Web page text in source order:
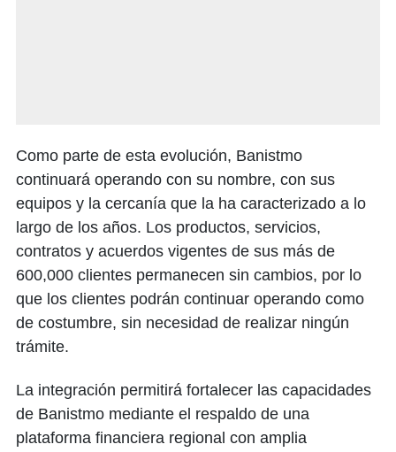
Como parte de esta evolución, Banistmo
continuará operando con su nombre, con sus
equipos y la cercanía que la ha caracterizado a lo
largo de los años. Los productos, servicios,
contratos y acuerdos vigentes de sus más de
600,000 clientes permanecen sin cambios, por lo
que los clientes podrán continuar operando como
de costumbre, sin necesidad de realizar ningún
trámite.
La integración permitirá fortalecer las capacidades
de Banistmo mediante el respaldo de una
plataforma financiera regional con amplia